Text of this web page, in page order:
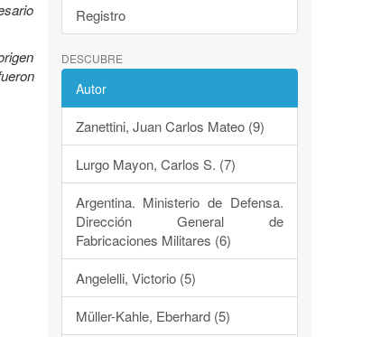
Registro
DESCUBRE
Autor
Zanettini, Juan Carlos Mateo (9)
Lurgo Mayon, Carlos S. (7)
Argentina. Ministerio de Defensa.
Dirección General de
Fabricaciones Militares (6)
Angelelli, Victorio (5)
Müller-Kahle, Eberhard (5)